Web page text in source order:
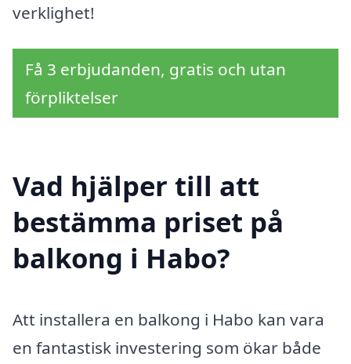
verklighet!
Få 3 erbjudanden, gratis och utan
förpliktelser
Vad hjälper till att
bestämma priset på
balkong i Habo?
Att installera en balkong i Habo kan vara
en fantastisk investering som ökar både